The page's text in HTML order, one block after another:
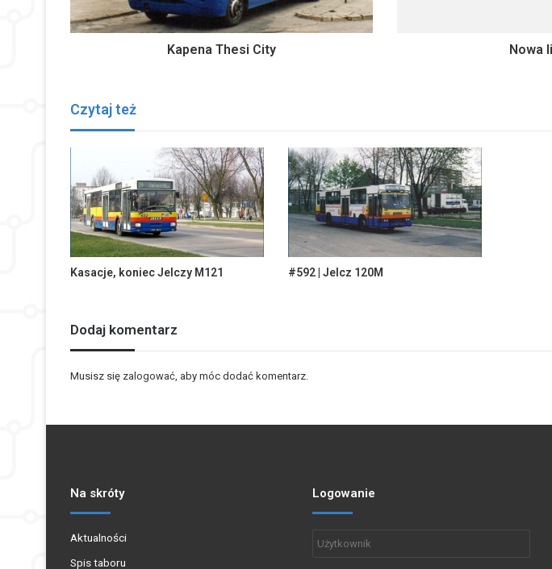
Kapena Thesi City Nowa
Czytaj też
Kasacje, koniec Jelczy M121 #592 | Jelcz 120M
Dodaj komentarz
Musisz się zalogować , aby móc dodać komentarz.
Na skróty
Aktualności
Spis taboru
Logowanie